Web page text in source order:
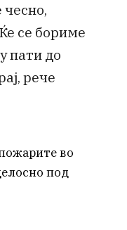
се бориме
пати до
рече
во
под